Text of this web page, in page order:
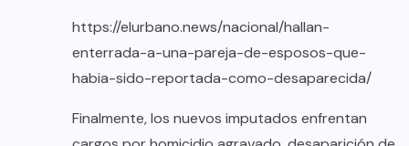
https://elurbano.news/nacional/hallan-
enterrada-a-una-pareja-de-esposos-que-
habia-sido-reportada-como-desaparecida/
Finalmente, los nuevos imputados enfrentan